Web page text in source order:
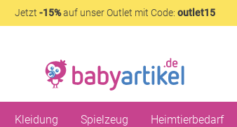
Jetzt -15%auf unser Outlet mit Code: outlet15
Kleidung Spielzeug Heimtierbedarf